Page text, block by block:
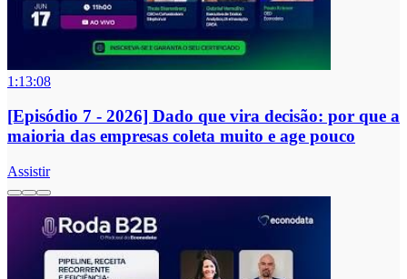
1:13:08
[Episódio 7 - 2026] Dado que vira decisão: por que a
maioria das empresas coleta muito e age pouco
Assistir